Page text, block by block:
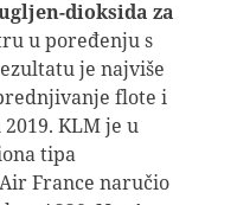
dioksida za
u poređenju s
je najviše
flote i
KLM je u
tipa
France naručio